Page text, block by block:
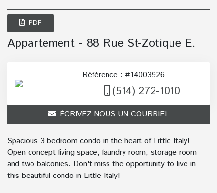
PDF
Appartement - 88 Rue St-Zotique E.
Référence : #14003926
(514) 272-1010
ÉCRIVEZ-NOUS UN COURRIEL
Spacious 3 bedroom condo in the heart of Little Italy!
Open concept living space, laundry room, storage room
and two balconies. Don't miss the opportunity to live in
this beautiful condo in Little Italy!